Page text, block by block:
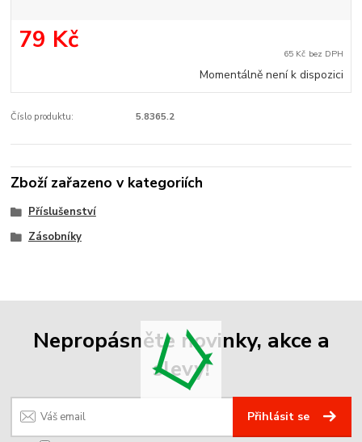
79 Kč 65 Kč bez DPH
Momentálně není k dispozici
Číslo produktu: 5.8365.2
Zboží zařazeno v kategoriích
Příslušenství
Zásobníky
Nepropásněte novinky, akce a
slevy!
Přihlásit se